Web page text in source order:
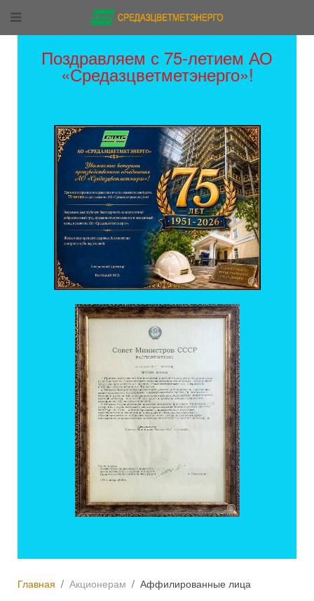
Поздравляем с 75-летием АО
«Средазцветметэнерго»!
Главная Акционерам Аффилированные лица